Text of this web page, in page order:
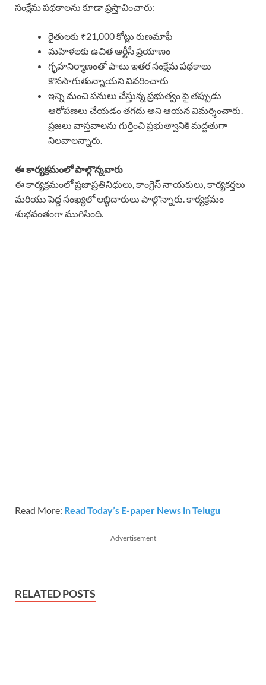
సంక్షేమ పథకాలను కూడా ప్రస్తావించారు:
రైతులకు ₹21,000 కోట్లు రుణమాఫీ
మహిళలకు ఉచిత ఆర్టీసీ ప్రయాణం
గృహనిర్మాణంతో పాటు ఇతర సంక్షేమ పథకాలు
కొనసాగుతున్నాయని వివరించారు
ఇన్ని మంచి పనులు చేస్తున్న ప్రభుత్వం పై తప్పుడు
ఆరోపణలు చేయడం తగదు అని ఆయన విమర్శించారు.
ప్రజలు వాస్తవాలను గుర్తించి ప్రభుత్వానికి మద్దతుగా
నిలవాలన్నారు.
ఈ కార్యక్రమంలో పాల్గొన్నవారు
ఈ కార్యక్రమంలో ప్రజాప్రతినిధులు, కాంగ్రెస్ నాయకులు, కార్యకర్తలు
మరియు పెద్ద సంఖ్యలో లబ్ధిదారులు పాల్గొన్నారు. కార్యక్రమం
శుభవంతంగా ముగిసింది.
Read More: Read Today’s E-paper News in Telugu
Advertisement
RELATED POSTS